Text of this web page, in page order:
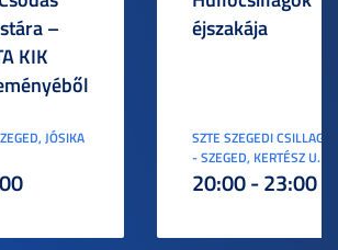
–
KIK
JÓSIKA
éjszakája
SZTE SZEGEDI
- SZEGED, KERTÉSZ U. 3.
20:00 - 23:00